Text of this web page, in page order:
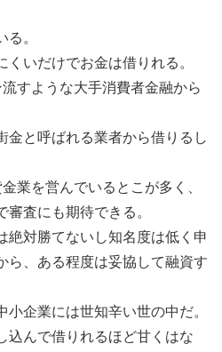
。
いだけでお金は借りれる。
すような大手消費者金融から
金と呼ばれる業者から借りるし
業を営んでいるとこが多く、
査にも期待できる。
絶対勝てないし知名度は低く申
ら、ある程度は妥協して融資す
小企業には世知辛い世の中だ。
込んで借りれるほど甘くはな